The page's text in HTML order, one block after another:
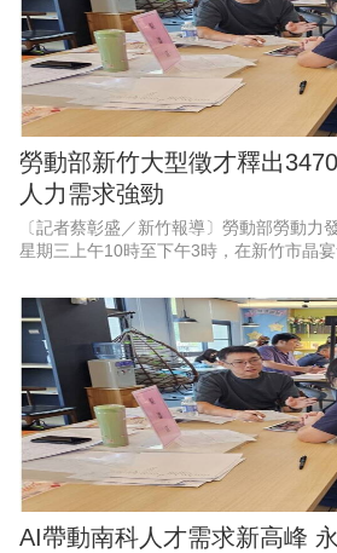
勞動部新竹大型徵才釋出
人力需求強勁
〔記者蔡彰盛／新竹報導〕勞動部勞動力
星期三上午10時至下午3時，在新竹市晶宴
科技業廠商高達37
AI帶動南科人才需求新高峰